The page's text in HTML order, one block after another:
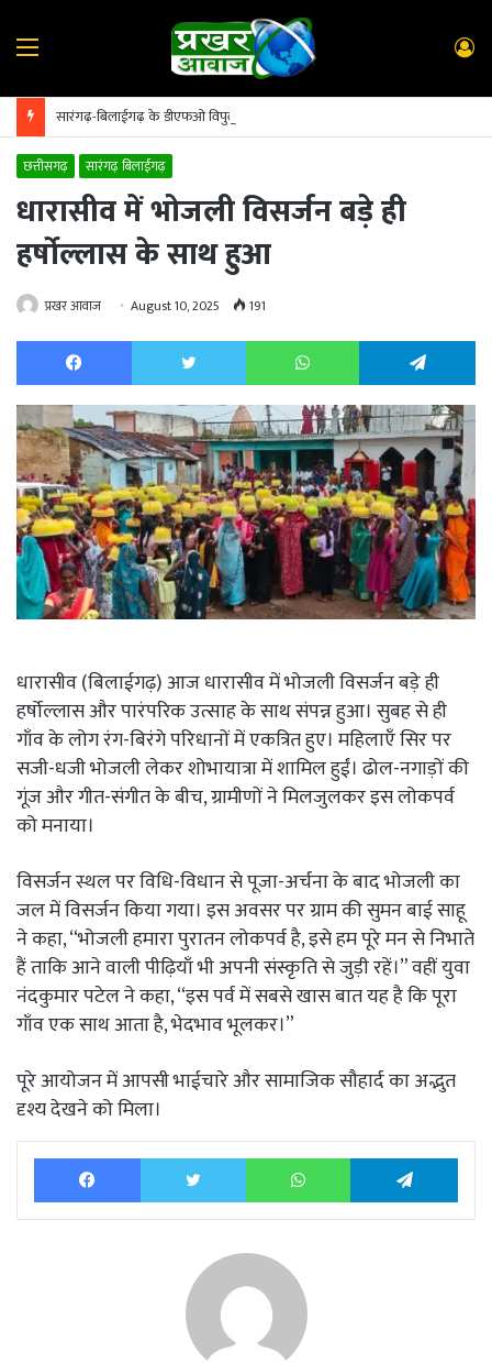
Menu
छत्तीसगढ़ सारंगढ़ बिलाईगढ़
धारासीव में भोजली विसर्जन बड़े ही
हर्षोल्लास के साथ हुआ
प्रखर आवाज August 10, 2025 191
Facebook Twitter WhatsApp
धारासीव (बिलाईगढ़) आज धारासीव में भोजली विसर्जन बड़े ही
हर्षोल्लास और पारंपरिक उत्साह के साथ संपन्न हुआ। सुबह से ही
गाँव के लोग रंग-बिरंगे परिधानों में एकत्रित हुए। महिलाएँ सिर पर
सजी-धजी भोजली लेकर शोभायात्रा में शामिल हुईं। ढोल-नगाड़ों की
गूंज और गीत-संगीत के बीच, ग्रामीणों ने मिलजुलकर इस लोकपर्व
को मनाया।
विसर्जन स्थल पर विधि-विधान से पूजा-अर्चना के बाद भोजली का
जल में विसर्जन किया गया। इस अवसर पर ग्राम की सुमन बाई साहू
ने कहा, “भोजली हमारा पुरातन लोकपर्व है, इसे हम पूरे मन से निभाते
हैं ताकि आने वाली पीढ़ियाँ भी अपनी संस्कृति से जुड़ी रहें।” वहीं युवा
नंदकुमार पटेल ने कहा, “इस पर्व में सबसे खास बात यह है कि पूरा
गाँव एक साथ आता है, भेदभाव भूलकर।”
पूरे आयोजन में आपसी भाईचारे और सामाजिक सौहार्द का अद्भुत
दृश्य देखने को मिला।
Facebook Twitter WhatsApp